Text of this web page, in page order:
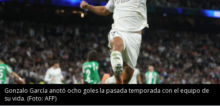
Gonzalo García anotó ocho goles la pasada temporada con el equipo de
su vida. (Foto: AFP)